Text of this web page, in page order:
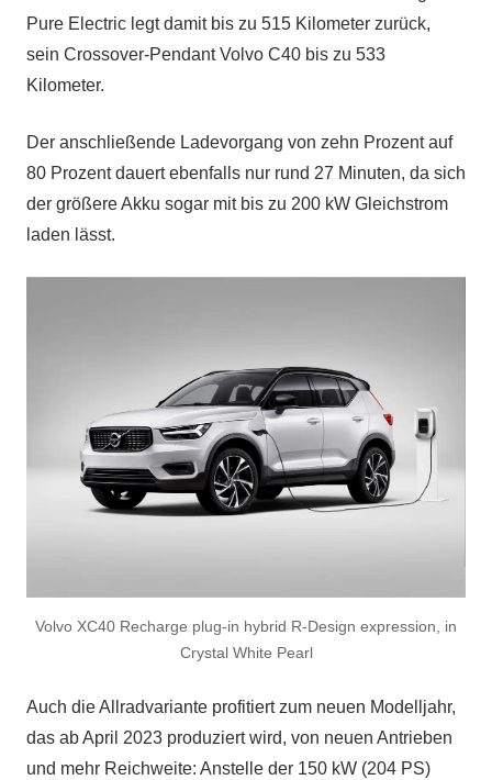
Pure Electric legt damit bis zu 515 Kilometer zurück,
sein Crossover-Pendant Volvo C40 bis zu 533
Kilometer.
Der anschließende Ladevorgang von zehn Prozent auf
80 Prozent dauert ebenfalls nur rund 27 Minuten, da sich
der größere Akku sogar mit bis zu 200 kW Gleichstrom
laden lässt.
Volvo XC40 Recharge plug-in hybrid R-Design expression, in
Crystal White Pearl
Auch die Allradvariante profitiert zum neuen Modelljahr,
das ab April 2023 produziert wird, von neuen Antrieben
und mehr Reichweite: Anstelle der 150 kW (204 PS)